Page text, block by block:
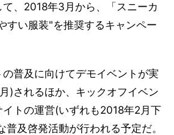
、2018年3月から、「スニーカ
すい服装"を推奨するキャンペー
普及に向けてデモイベントが実
)されるほか、キックオフイベン
イトの運営(いずれも2018年2月下
普及啓発活動が行われる予定だ。